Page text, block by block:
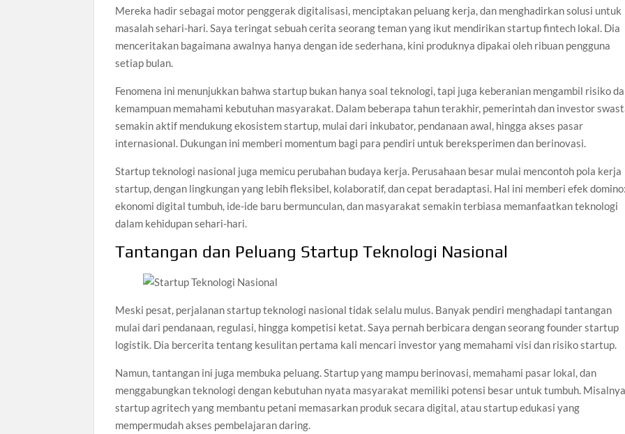
Mereka hadir sebagai motor penggerak digitalisasi, menciptakan peluang kerja, dan menghadirkan solusi untuk
masalah sehari-hari. Saya teringat sebuah cerita seorang teman yang ikut mendirikan startup fintech lokal. Dia
menceritakan bagaimana awalnya hanya dengan ide sederhana, kini produknya dipakai oleh ribuan pengguna
setiap bulan.
Fenomena ini menunjukkan bahwa startup bukan hanya soal teknologi, tapi juga keberanian mengambil risiko
kemampuan memahami kebutuhan masyarakat. Dalam beberapa tahun terakhir, pemerintah dan investor
semakin aktif mendukung ekosistem startup, mulai dari inkubator, pendanaan awal, hingga akses pasar
internasional. Dukungan ini memberi momentum bagi para pendiri untuk bereksperimen dan berinovasi.
Startup teknologi nasional juga memicu perubahan budaya kerja. Perusahaan besar mulai mencontoh pola kerja
startup, dengan lingkungan yang lebih fleksibel, kolaboratif, dan cepat beradaptasi. Hal ini memberi efek
ekonomi digital tumbuh, ide-ide baru bermunculan, dan masyarakat semakin terbiasa memanfaatkan teknologi
dalam kehidupan sehari-hari.
Tantangan dan Peluang Startup Teknologi Nasional
Meski pesat, perjalanan startup teknologi nasional tidak selalu mulus. Banyak pendiri menghadapi tantangan
mulai dari pendanaan, regulasi, hingga kompetisi ketat. Saya pernah berbicara dengan seorang founder startup
logistik. Dia bercerita tentang kesulitan pertama kali mencari investor yang memahami visi dan risiko startup.
Namun, tantangan ini juga membuka peluang. Startup yang mampu berinovasi, memahami pasar lokal, dan
menggabungkan teknologi dengan kebutuhan nyata masyarakat memiliki potensi besar untuk tumbuh.
startup agritech yang membantu petani memasarkan produk secara digital, atau startup edukasi yang
mempermudah akses pembelajaran daring.